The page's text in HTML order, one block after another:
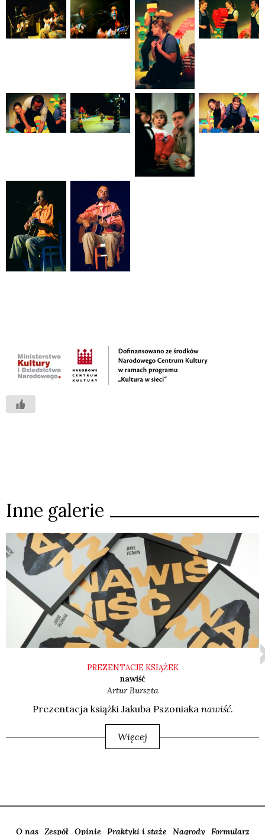
Inne galerie
PREZENTACJE KSIĄŻEK
nawiść
Artur Burszta
Pre­zen­ta­cja książ­ki Jaku­ba Pszo­nia­ka nawiść.
Więcej
O nas Zespół Opinie Praktyki i staże Nagrody Formularz